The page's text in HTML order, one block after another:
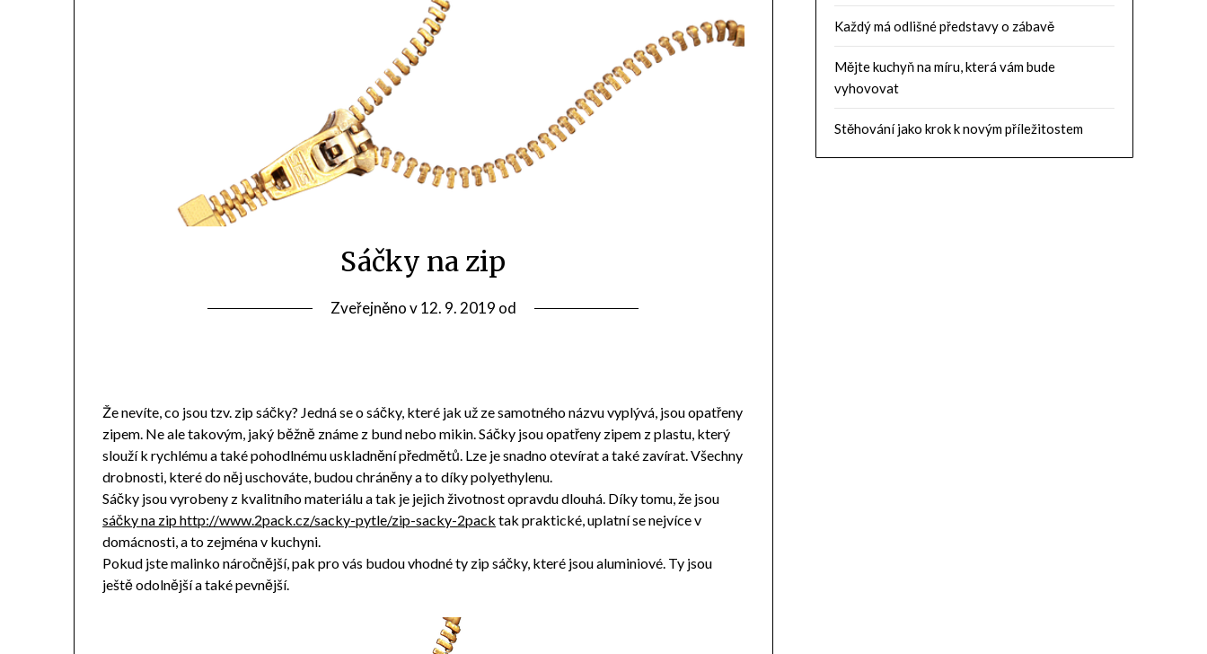
Sáčky na zip
Zveřejněno v12. 9. 2019 od
Že nevíte, co jsou tzv. zip sáčky? Jedná se o sáčky, které jak už ze samotného názvu vyplývá, jsou opatřeny
zipem. Ne ale takovým, jaký běžně známe z bund nebo mikin. Sáčky jsou opatřeny zipem z plastu, který
slouží k rychlému a také pohodlnému uskladnění předmětů. Lze je snadno otevírat a také zavírat. Všechny
drobnosti, které do něj uschováte, budou chráněny a to díky polyethylenu.
Sáčky jsou vyrobeny z kvalitního materiálu a tak je jejich životnost opravdu dlouhá. Díky tomu, že jsou
sáčky na zip http://www.2pack.cz/sacky-pytle/zip-sacky-2pack tak praktické, uplatní se nejvíce v
domácnosti, a to zejména v kuchyni.
Pokud jste malinko náročnější, pak pro vás budou vhodné ty zip sáčky, které jsou aluminiové. Ty jsou
ještě odolnější a také pevnější.
Každý má odlišné představy o zábavě
Mějte kuchyň na míru, která vám bude
vyhovovat
Stěhování jako krok k novým příležitostem